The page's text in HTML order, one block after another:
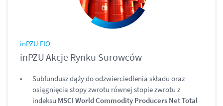
inPZU FIO
inPZU Akcje Rynku Surowców
Subfundusz dąży do odzwierciedlenia składu oraz
osiągnięcia stopy zwrotu równej stopie zwrotu z
indeksu MSCI World Commodity Producers Net Total